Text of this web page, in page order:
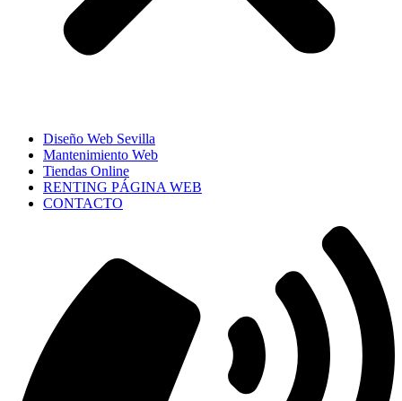
Diseño Web Sevilla
Mantenimiento Web
Tiendas Online
RENTING PÁGINA WEB
CONTACTO